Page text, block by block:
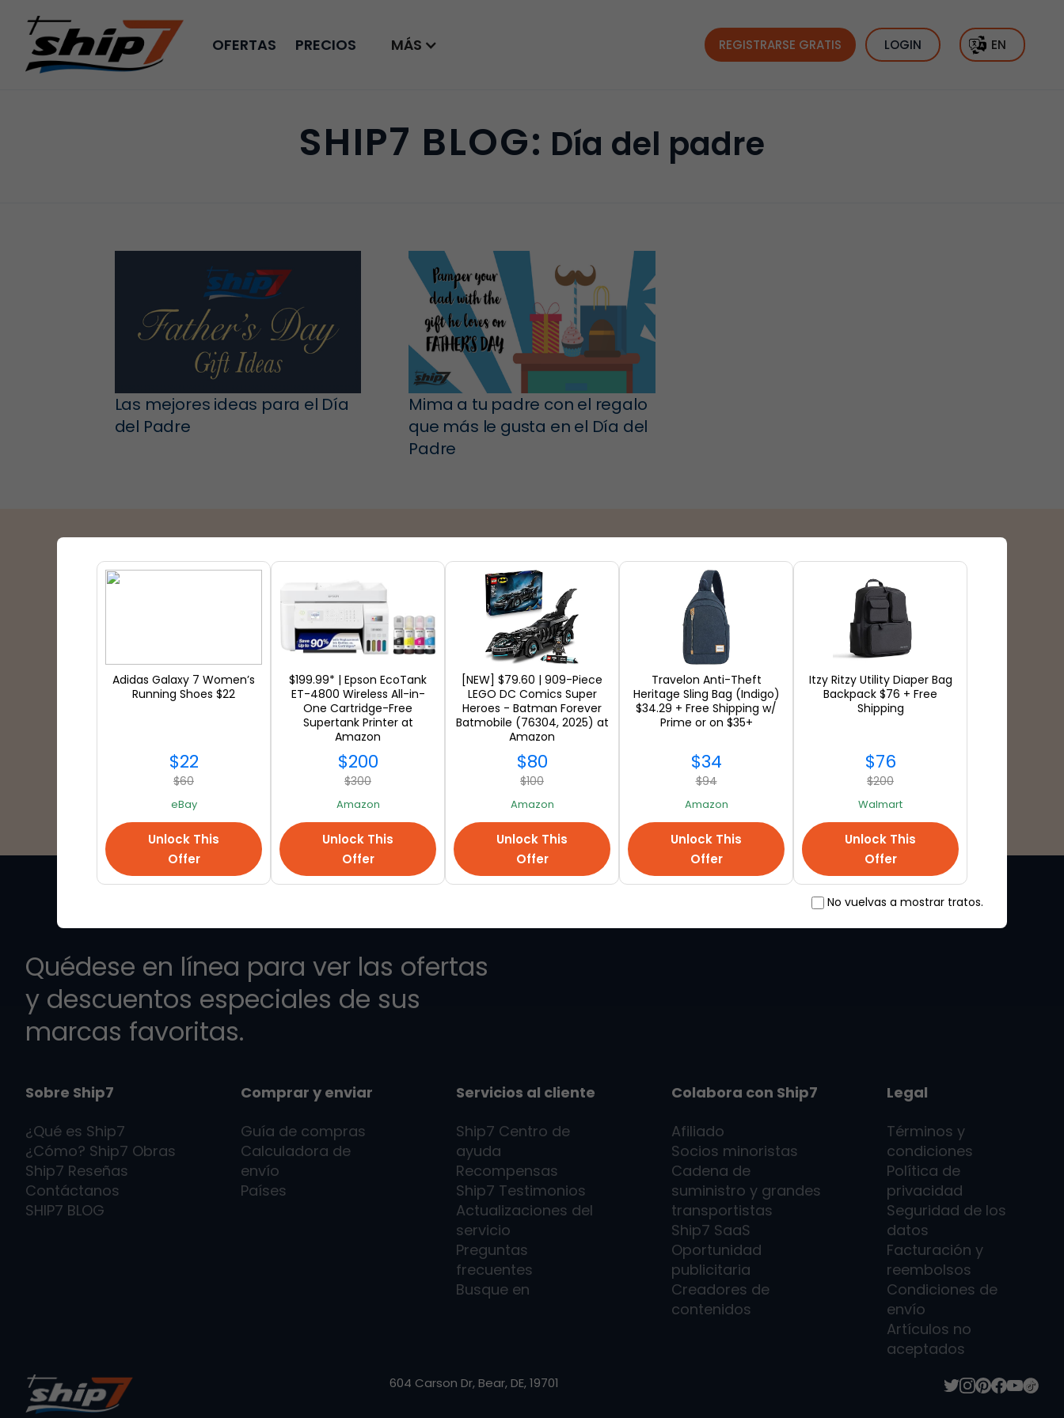
OFERTAS PRECIOS MÁS REGISTRARSE GRATIS LOGIN EN
SHIP7 BLOG: Día del padre
Las mejores ideas para el Día
del Padre
Mima a tu padre con el regalo
que más le gusta en el Día del
Padre
Socios de entrega Tiendas Formas de pago
VER TODO
Quédese en línea para ver las ofertas
y descuentos especiales de sus
marcas favoritas.
Sobre Ship7
¿Qué es Ship7
¿Cómo? Ship7 Obras
Ship7 Reseñas
Contáctanos
SHIP7 BLOG
Comprar y enviar
Guía de compras
Calculadora de
envío
Países
Servicios al cliente
Ship7 Centro de
ayuda
Recompensas
Ship7 Testimonios
Actualizaciones del
servicio
Preguntas
frecuentes
Busque en
Colabora con Ship7
Afiliado
Socios minoristas
Cadena de
suministro y grandes
transportistas
Ship7 SaaS
Oportunidad
publicitaria
Creadores de
contenidos
Legal
Términos y
condiciones
Política de
privacidad
Seguridad de los
datos
Facturación y
reembolsos
Condiciones de
envío
Artículos no
aceptados
604 Carson Dr, Bear, DE, 19701
Adidas Galaxy 7 Women’s
Running Shoes $22
$22
$60
eBay
Unlock This
Offer
$199.99* | Epson EcoTank
ET-4800 Wireless All-in-
One Cartridge-Free
Supertank Printer at
Amazon
$200
$300
Amazon
Unlock This
Offer
[NEW] $79.60 | 909-Piece
LEGO DC Comics Super
Heroes - Batman Forever
Batmobile (76304, 2025) at
Amazon
$80
$100
Amazon
Unlock This
Offer
Travelon Anti-Theft
Heritage Sling Bag (Indigo)
$34.29 + Free Shipping w/
Prime or on $35+
$34
$94
Amazon
Unlock This
Offer
Itzy Ritzy Utility Diaper Bag
Backpack $76 + Free
Shipping
$76
$200
Walmart
Unlock This
Offer
No vuelvas a mostrar tratos.